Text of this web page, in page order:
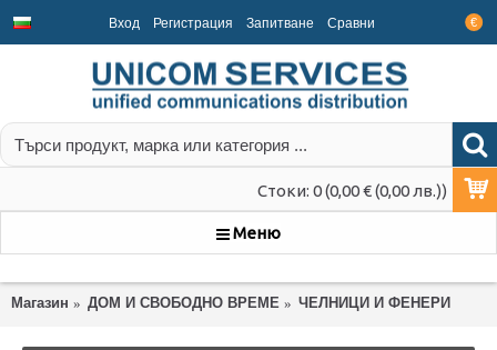
€
Вход Регистрация Запитване Срaвни
Стоки: 0 (0,00 € (0,00 лв.))
Меню
Магазин ДОМ И СВОБОДНО ВРЕМЕ ЧЕЛНИЦИ И ФЕНЕРИ